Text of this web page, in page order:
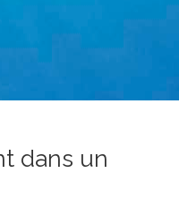
dans un